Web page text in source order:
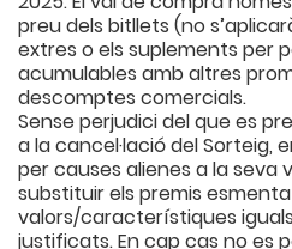
preu dels bitllets (no
extres o els suplements per
acumulables amb altres
descomptes comercials.
Sense perjudici del que es
a la cancel·lació del Sorteig,
per causes alienes a la seva
substituir els premis
valors/característiques
justificats. En cap cas no es